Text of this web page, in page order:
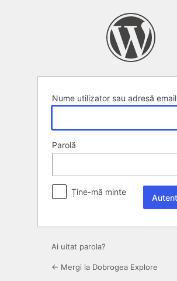
Nume utilizator sau adresă email
Parolă
Ține-mă minte
Ai uitat parola?
← Mergi la Dobrogea Explore